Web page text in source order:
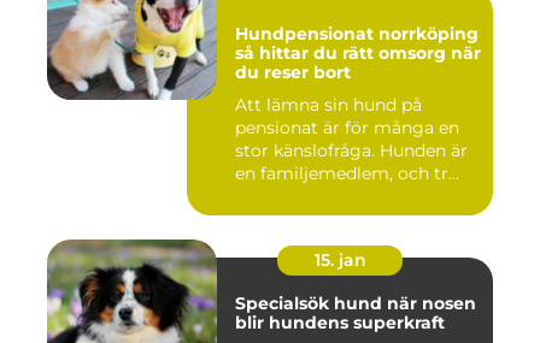
Hundpensionat norrköping
så hittar du rätt omsorg när
du reser bort
Att lämna sin hund på
pensionat är för många en
stor känslofråga. Hunden är
en familjemedlem, och tr...
15. jan
Specialsök hund när nosen
blir hundens superkraft